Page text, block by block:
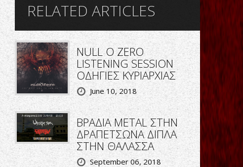
RELATED ARTICLES
NULL O ZERO
LISTENING SESSION
ΟΔΗΓΙΕΣ ΚΥΡΙΑΡΧΙΑΣ
June 10, 2018
ΒΡΑΔΙΑ METAL ΣΤΗΝ
ΔΡΑΠΕΤΣΩΝΑ ΔΙΠΛΑ
ΣΤΗΝ ΘΑΛΑΣΣΑ
September 06, 2018